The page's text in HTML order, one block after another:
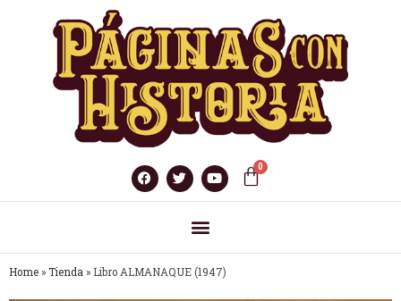
Home » Tienda » Libro ALMANAQUE (1947)